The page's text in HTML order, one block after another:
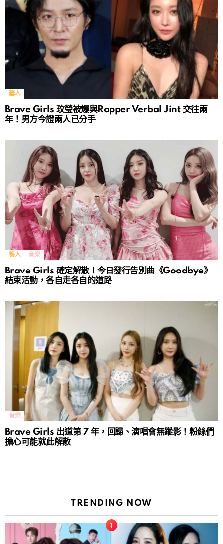
藝人
Brave Girls 玟瑩被爆與Rapper Verbal Jint 交往兩
年！男方今證兩人已分手
藝人 音樂
Brave Girls 確定解散！今日發行告別曲《Goodbye》
結束活動，各自走各自的道路
音樂
Brave Girls 出道第 7 年，回歸、演唱會無蹤影！粉絲們
擔心可能就此解散
TRENDING NOW